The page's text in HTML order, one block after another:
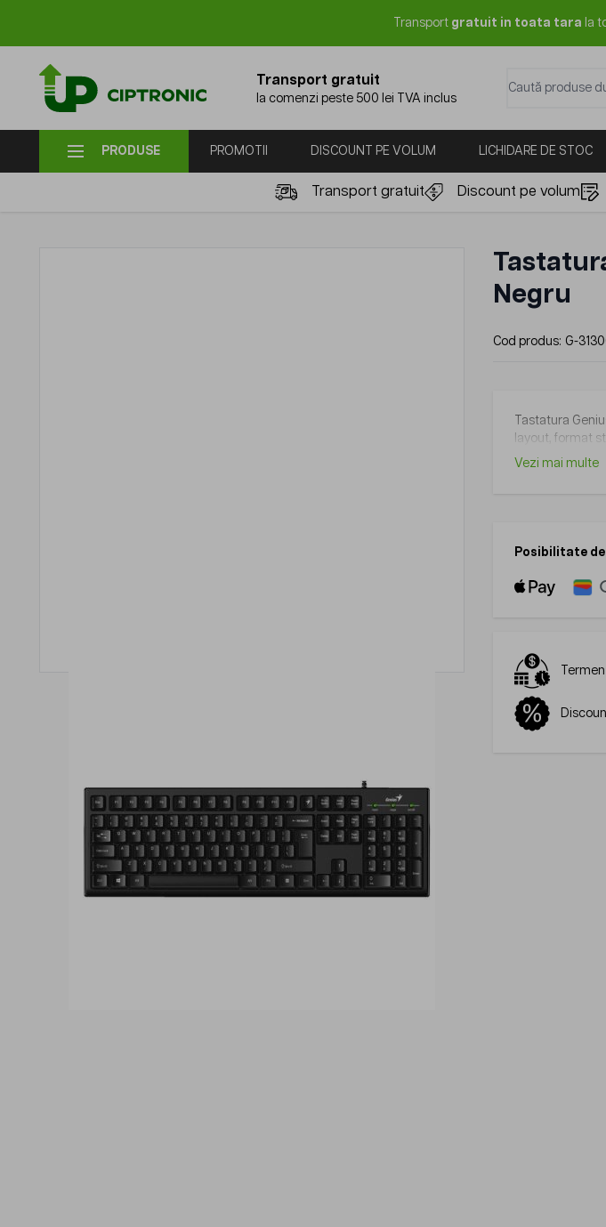
Transport gratuit in toata tara la
Transport gratuit
la comenzi peste 500 lei TVA inclus
PRODUSE PROMOTII DISCOUNT PE VOLUM LICHIDARE DE STOC
Transport gratuit Discount pe volum
Negru
Cod produs: G-
Tastatura
layout, format
Vezi mai multe
Posibilitate